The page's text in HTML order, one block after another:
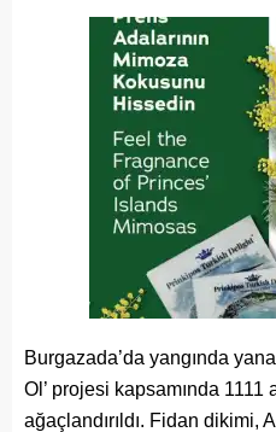
Burgazada’da yangında
Ol’ projesi kapsamında 1111
ağaçlandırıldı. Fidan dikimi,